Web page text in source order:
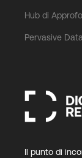
Hub di
Pervasive
Il punto di